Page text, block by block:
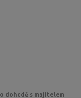
dohodě s majitelem